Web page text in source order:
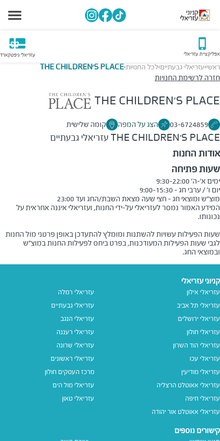
אפליקציית עזריאלי עזריאלי גיפטקארד
ראשי>עזריאלי גבעתיים>לכל החנויות>
THE CHILDREN'S PLACE
חזרה לרשימת החנויות
THE CHILDREN'S PLACE
03-6724859 הצג על המפה קומה שלישית
THE CHILDREN'S PLACEעזריאלי גבעתיים
אודות החנות
שעות פתיחה
מוצ"ש ומוצאי חג - חצי שעה מצאת השבת/החג ועד 23:00
המידע האמור נמסר לעזריאלי על-ידי החנות, ועזריאלי איננה אחראית על
שעות הפעילות עשויות להשתנות ומומלץ להתעדכן באופן פרטני מול החנות
לגבי שעות הפעילות המעודכנות, בפרט ביחס לפעילות החנות במוצ"ש
ובמוצאי החג.
קניוני עזריאלי
עזריאלי אילון
עזריאלי תל אביב
עזריאלי ירושלים
עזריאלי חולון
עזריאלי הוד השרון
עזריאלי עכו
עזריאלי מודיעין
עזריאלי אאוטלט הרצליה
עזריאלי חיפה
עזריאלי אאוטלט אור יהודה
עזריאלי רמלה
עזריאלי גבעתיים
עזריאלי הנגב
עזריאלי רעננה
עזריאלי שרונה
עזריאלי ראשונים
מרכז העסקים חולון
עזריאלי מול הים
עזריאלי טאון
קישורים נוספים